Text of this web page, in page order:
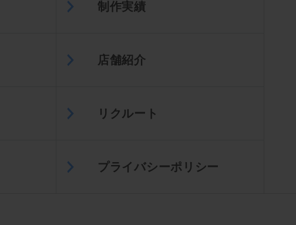
制作実績
店舗紹介
リクルート
プライバシーポリシー